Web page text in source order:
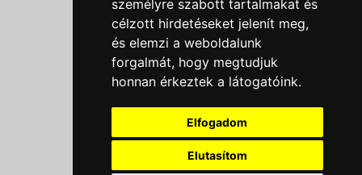
személyre szabott tartalmakat és
célzott hirdetéseket jelenít meg,
és elemzi a weboldalunk
forgalmát, hogy megtudjuk
honnan érkeztek a látogatóink.
Elfogadom
Elutasítom
Menü
Ajánlatkérés
Szakmai tippek / Újdonságok
Kapcsolat
Letölthető katalógusok
Rólunk